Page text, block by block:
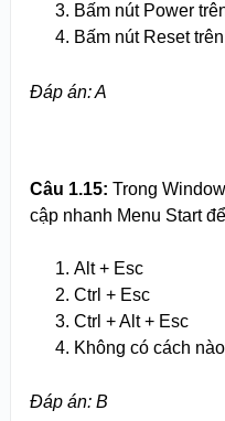
Bấm nút Power
Bấm nút Reset
Đáp án: A
Câu 1.15: Trong
cập nhanh Menu Start
Alt + Esc
Ctrl + Esc
Ctrl + Alt + Esc
Không có cách
Đáp án: B